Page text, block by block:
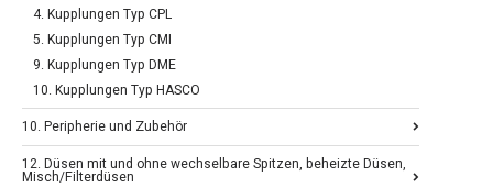
4. Kupplungen Typ CPL
5. Kupplungen Typ CMI
9. Kupplungen Typ DME
10. Kupplungen Typ HASCO
10. Peripherie und Zubehör
12. Düsen mit und ohne wechselbare Spitzen, beheizte Düsen,
Misch/Filterdüsen